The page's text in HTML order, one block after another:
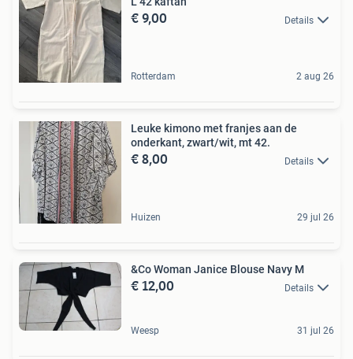
€ 9,00 Details
Rotterdam 2 aug 26
Leuke kimono met franjes aan de
onderkant, zwart/wit, mt 42.
€ 8,00 Details
Huizen 29 jul 26
&Co Woman Janice Blouse Navy M
€ 12,00 Details
Weesp 31 jul 26